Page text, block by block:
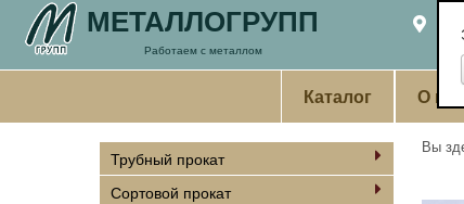
МЕТАЛЛОГРУПП
Работаем с металлом
Каталог О
Трубный прокат
Сортовой прокат
Вы